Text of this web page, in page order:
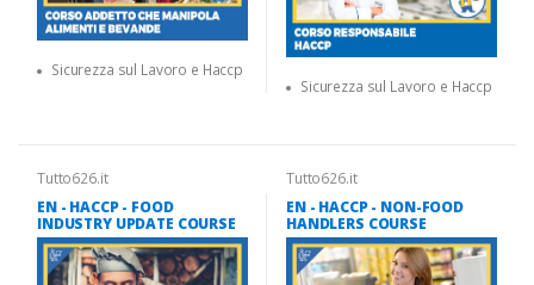
Sicurezza sul Lavoro e Haccp
Sicurezza sul Lavoro e Haccp
Tutto626.it
EN - HACCP - FOOD
INDUSTRY UPDATE COURSE
Tutto626.it
EN - HACCP - NON-FOOD
HANDLERS COURSE